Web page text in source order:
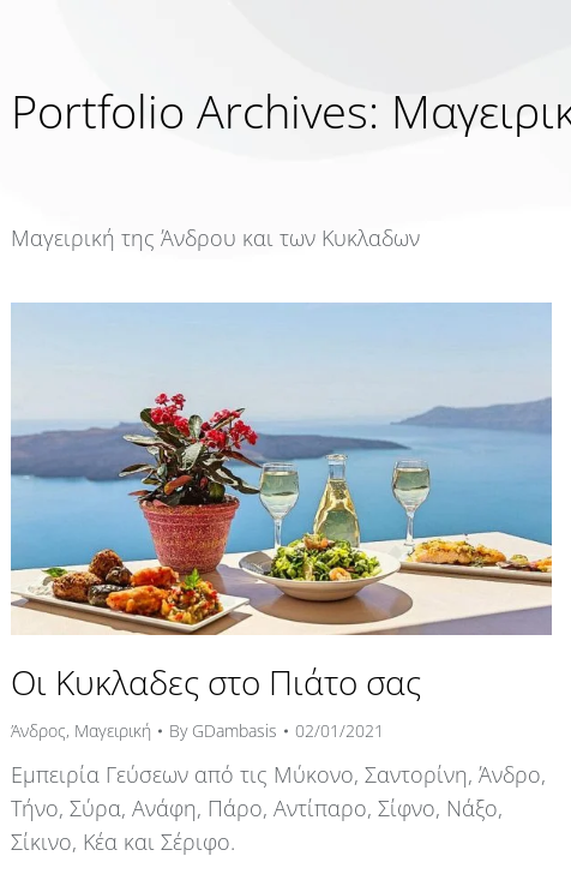
Portfolio Archives:
Μαγειρική της Άνδρου και των Κυκλαδων
Οι Κυκλαδες στο Πιάτο σας
Άνδρος, Μαγειρική By GDambasis 02/01/2021
Εμπειρία Γεύσεων από τις Μύκονο, Σαντορίνη, Άνδρο,
Τήνο, Σύρα, Ανάφη, Πάρο, Αντίπαρο, Σίφνο, Νάξο,
Σίκινο, Κέα και Σέριφο.